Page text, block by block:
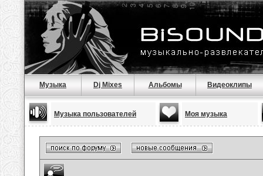
Музыка Dj Mixes Альбомы Видеоклипы
Музыка пользователей Моя музыка